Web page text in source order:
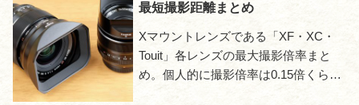
最短撮影距離まとめ
Xマウントレンズである「XF・XC・
Touit」各レンズの最大撮影倍率まと
め。個人的に撮影倍率は0.15倍くらい
ないと寄りたいのに寄れないという撮